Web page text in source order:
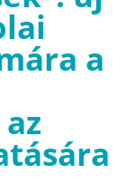
a